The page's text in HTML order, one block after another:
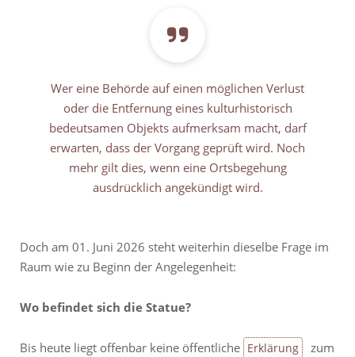
Wer eine Behörde auf einen möglichen Verlust
oder die Entfernung eines kulturhistorisch
bedeutsamen Objekts aufmerksam macht, darf
erwarten, dass der Vorgang geprüft wird. Noch
mehr gilt dies, wenn eine Ortsbegehung
ausdrücklich angekündigt wird.
Doch am 01. Juni 2026 steht weiterhin dieselbe Frage im
Raum wie zu Beginn der Angelegenheit:
Wo befindet sich die Statue?
Bis heute liegt offenbar keine öffentliche Erklärung
zum